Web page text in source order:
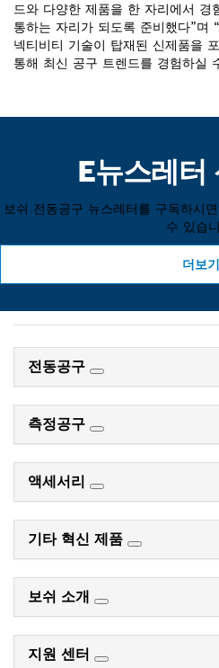
드와 다양한 제품을 한 자리에서 경
통하는 자리가 되도록 준비했다”며
넥티비티 기술이 탑재된 신제품을
통해 최신 공구 트렌드를 경험하실
E뉴스레터
보쉬 전동공구 뉴스레터를 구독하시
수 있습
더보기
전동공구
측정공구
액세서리
기타 혁신 제품
보쉬 소개
지원 센터